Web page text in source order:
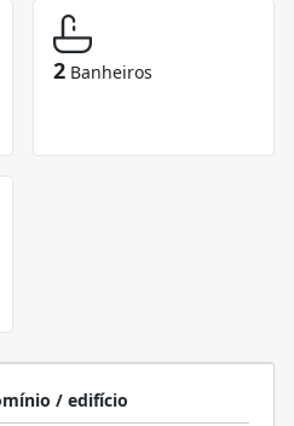
2 Banheiros
/ edifício